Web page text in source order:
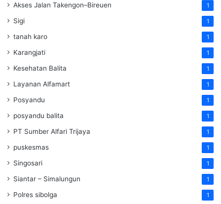
Akses Jalan Takengon–Bireuen 1
Sigi 1
tanah karo 1
Karangjati 1
Kesehatan Balita 1
Layanan Alfamart 1
Posyandu 1
posyandu balita 1
PT Sumber Alfari Trijaya 1
puskesmas 1
Singosari 1
Siantar – Simalungun 1
Polres sibolga 1